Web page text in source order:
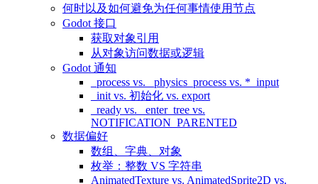
何时以及如何避免为任何事情使用节点
Godot 接口
获取对象引用
从对象访问数据或逻辑
Godot 通知
_process vs. _physics_process vs. *_input
_init vs. 初始化 vs. export
_ready vs. _enter_tree vs.
NOTIFICATION_PARENTED
数据偏好
数组、字典、对象
枚举：整数 VS 字符串
AnimatedTexture vs. AnimatedSprite2D vs.